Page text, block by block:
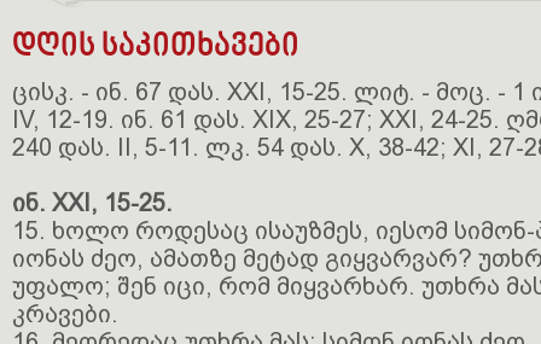
დღის საკითხავები
ცისკ. - ინ. 67 დას. XXI, 15-25. ლიტ. - მოც. - 1
IV, 12-19. ინ. 61 დას. XIX, 25-27; XXI, 24-25.
240 დას. II, 5-11. ლკ. 54 დას. X, 38-42; XI, 27-
ინ. XXI, 15-25.
15. ხოლო როდესაც ისაუზმეს, იესომ
იონას ძეო, ამათზე მეტად გიყვარვარ?
უფალო; შენ იცი, რომ მიყვარხარ. უთხრა
კრავები.